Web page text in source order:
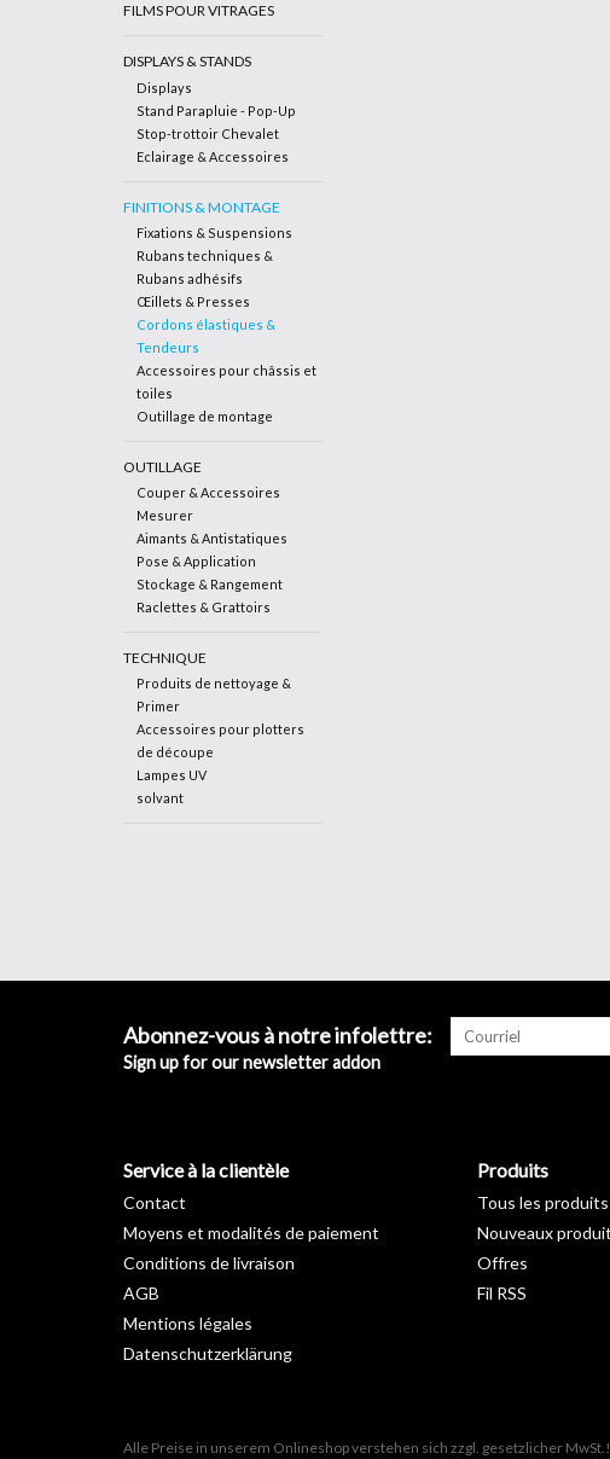
FILMS POUR VITRAGES
DISPLAYS & STANDS
Displays
Stand Parapluie - Pop-Up
Stop-trottoir Chevalet
Eclairage & Accessoires
FINITIONS & MONTAGE
Fixations & Suspensions
Rubans techniques &
Rubans adhésifs
Œillets & Presses
Cordons élastiques &
Tendeurs
Accessoires pour châssis et
toiles
Outillage de montage
OUTILLAGE
Couper & Accessoires
Mesurer
Aimants & Antistatiques
Pose & Application
Stockage & Rangement
Raclettes & Grattoirs
TECHNIQUE
Produits de nettoyage &
Primer
Accessoires pour plotters
de découpe
Lampes UV
solvant
Abonnez-vous à notre infolettre:
Sign up for our newsletter addon
Service à la clientèle
Contact
Moyens et modalités de paiement
Conditions de livraison
AGB
Mentions légales
Datenschutzerklärung
Produits
Tous les produits
Nouveaux
Offres
Fil RSS
Alle Preise in unserem Onlineshop verstehen sich zzgl. gesetzlicher